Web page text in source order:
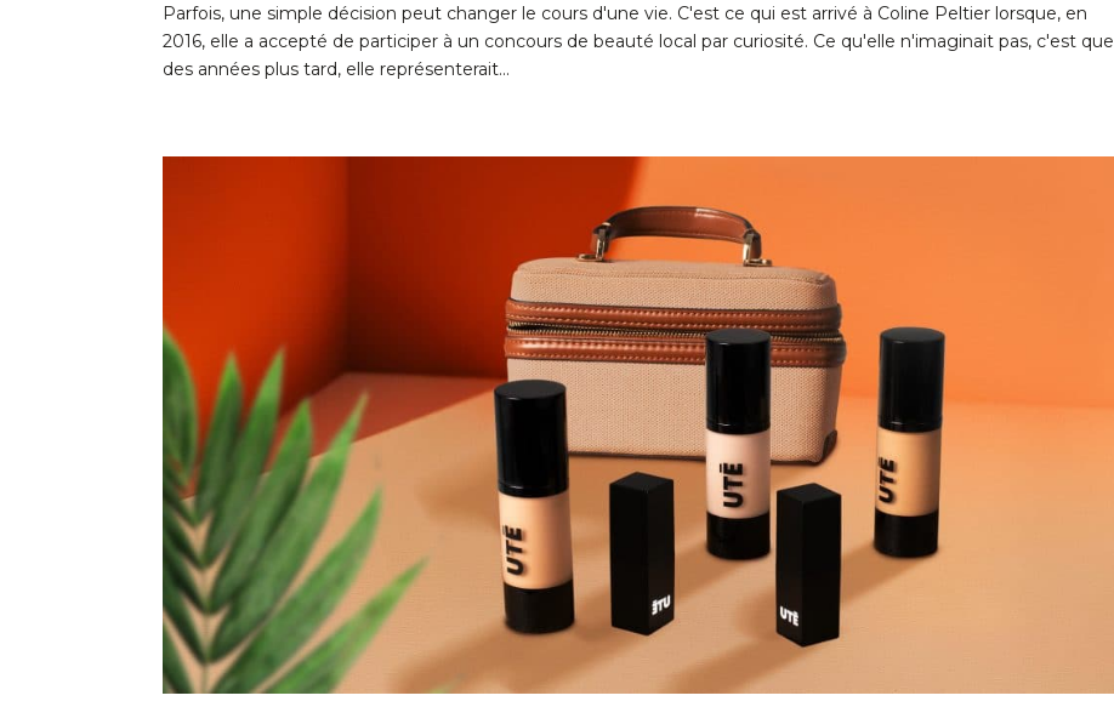
Parfois, une simple décision peut changer le cours d'une vie. C'est ce qui est arrivé à Coline Peltier lorsque, en
2016, elle a accepté de participer à un concours de beauté local par curiosité. Ce qu'elle n'imaginait pas, c'est que
des années plus tard, elle représenterait...